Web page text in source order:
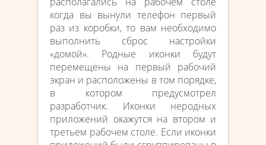
когда вы вынули телефон первый
раз из коробки, то вам необходимо
выполнить сброс настройки
«домой». Родные иконки будут
перемещены на первый рабочий
экран и расположены в том порядке,
в котором предусмотрел
разработчик. Иконки неродных
приложений окажутся на втором и
третьем рабочем столе. Если иконки